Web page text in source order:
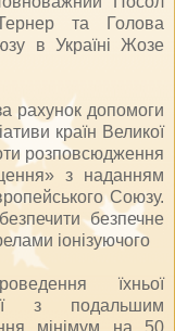
та Голова
в Україні Жозе
рахунок допомоги
країн Великої
розповсюдження
з наданням
Союзу.
безпечне
іонізуючого
їхньої
з подальшим
мінімум на 50